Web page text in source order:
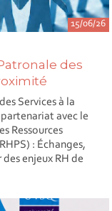
15/06/26
des
Services à la
avec le
Ressources
: Échanges,
enjeux RH de